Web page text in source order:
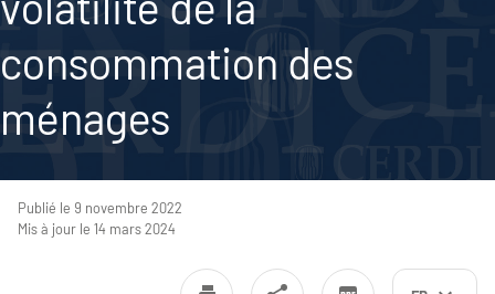
consommation des
ménages
Publié le 9 novembre 2022
Mis à jour le 14 mars 2024